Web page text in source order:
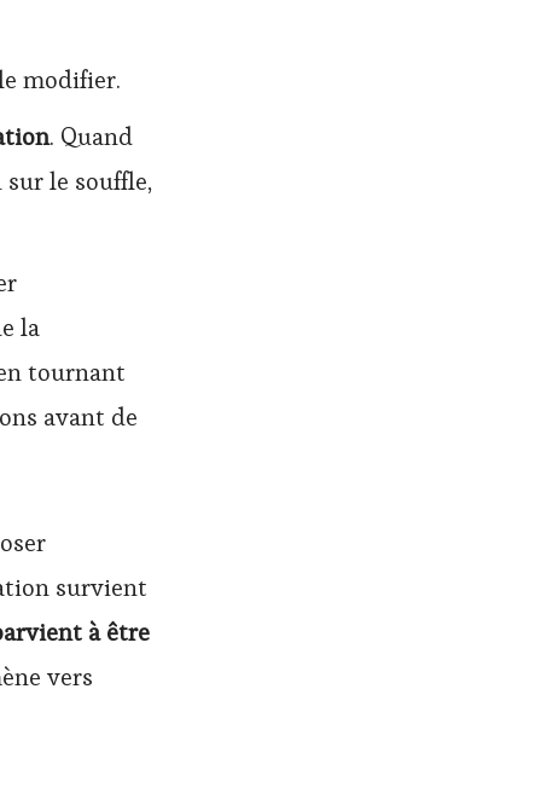
modifier.
. Quand
le souffle,
la
tournant
avant de
survient
à être
vers